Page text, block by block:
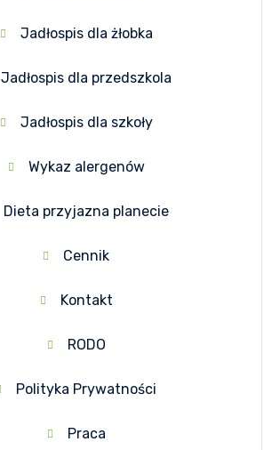
Jadłospis dla żłobka
Jadłospis dla przedszkola
Jadłospis dla szkoły
Wykaz alergenów
Dieta przyjazna planecie
Cennik
Kontakt
RODO
Polityka Prywatności
Praca